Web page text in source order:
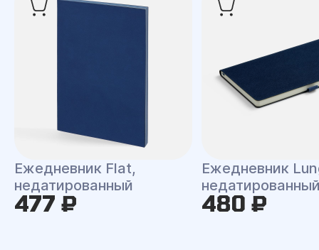
Ежедневник Flat,
недатированный
477 ₽
Ежедневник
480 ₽